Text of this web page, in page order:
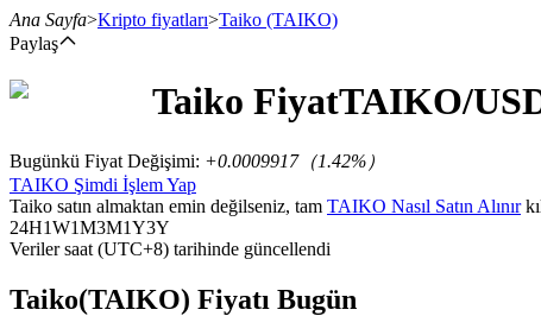
Ana Sayfa>Kripto fiyatları>Taiko (TAIKO)
Paylaş
Taiko FiyatTAIKO/
Bugünkü Fiyat Değişimi: +0.0009917（1.42%）
TAIKO Şimdi İşlem Yap
Taiko satın almaktan emin değilseniz, tam TAIKO Nasıl Satın Alınır
24H1W1M3M1Y3Y
Veriler saat (UTC+8) tarihinde güncellendi
Taiko(TAIKO) Fiyatı Bugün